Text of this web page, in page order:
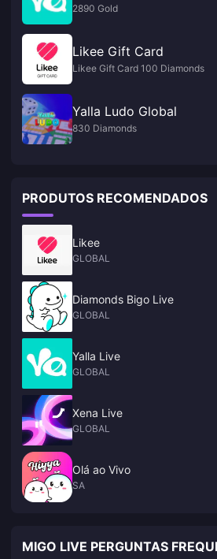
2890 Gold
Likee Gift Card
Likee Gift Card 100 Diamonds
Yalla Ludo Global
830 Diamonds
PRODUTOS RECOMENDADOS
Likee
GLOBAL
Diamonds Bigo Live
GLOBAL
Yalla Live
GLOBAL
Xena Live
GLOBAL
Olá ao Vivo
SA
MIGO LIVE PERGUNTAS